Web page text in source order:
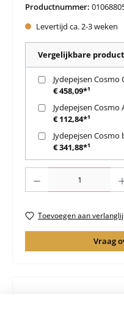
Productnummer:
Levertijd ca. 2-3 weken
Vergelijkbare
Jydepejsen Cosmo
€ 458,09*¹
Jydepejsen Cosmo
€ 112,84*¹
Jydepejsen
€ 341,88*¹
Toevoegen aan
Vraag